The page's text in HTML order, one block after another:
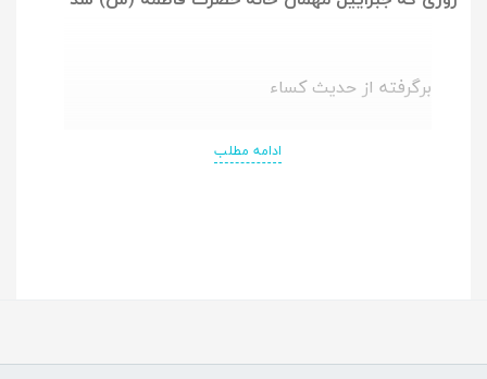
برگرفته از حدیث کساء
ادامه مطلب